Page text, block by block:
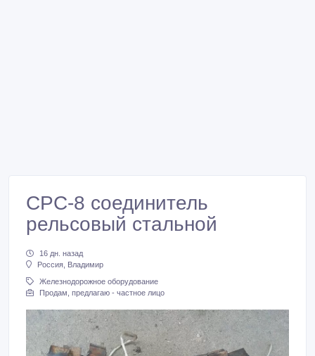
СРС-8 соединитель
рельсовый стальной
16 дн. назад
Россия, Владимир
Железнодорожное оборудование
Продам, предлагаю - частное лицо